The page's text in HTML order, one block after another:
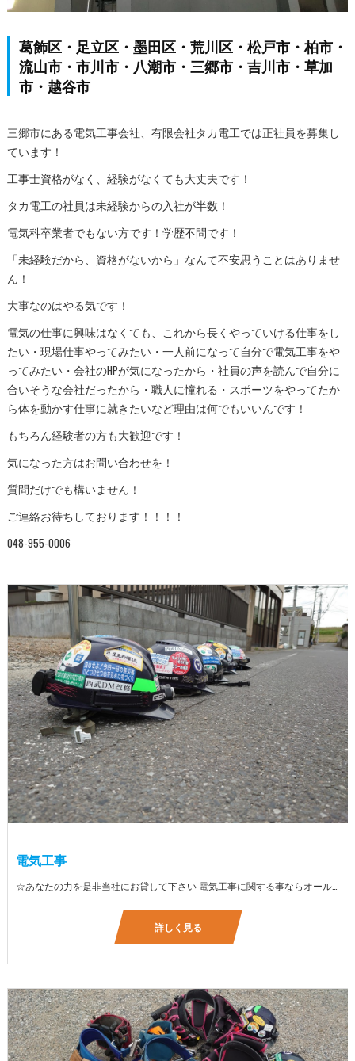
葛飾区・足立区・墨田区・荒川区・松戸市・柏市・
流山市・市川市・八潮市・三郷市・吉川市・草加
市・越谷市
三郷市にある電気工事会社、有限会社タカ電工では正社員を募集し
ています！
工事士資格がなく、経験がなくても大丈夫です！
タカ電工の社員は未経験からの入社が半数！
電気科卒業者でもない方です！学歴不問です！
「未経験だから、資格がないから」なんて不安思うことはありませ
ん！
大事なのはやる気です！
電気の仕事に興味はなくても、これから長くやっていける仕事をし
たい・現場仕事やってみたい・一人前になって自分で電気工事をや
ってみたい・会社のHPが気になったから・社員の声を読んで自分に
合いそうな会社だったから・職人に憧れる・スポーツをやってたか
ら体を動かす仕事に就きたいなど理由は何でもいいんです！
もちろん経験者の方も大歓迎です！
気になった方はお問い合わせを！
質問だけでも構いません！
ご連絡お待ちしております！！！！
048-955-0006
電気工事
☆あなたの力を是非当社にお貸して下さい 電気工事に関する事ならオールマイティに対応しております（室内配線・室外配線、スイッチコンセント取付け、照明器具取付け、配電盤取付け、エアコン取付け、LANケーブル配線、アンテナ取付けなど） 【工具支給致します】 また新品工具と新品作業服を完全支給を致します。 高品質の作業服と工具入社してくれた方には支給致します♪
詳しく見る